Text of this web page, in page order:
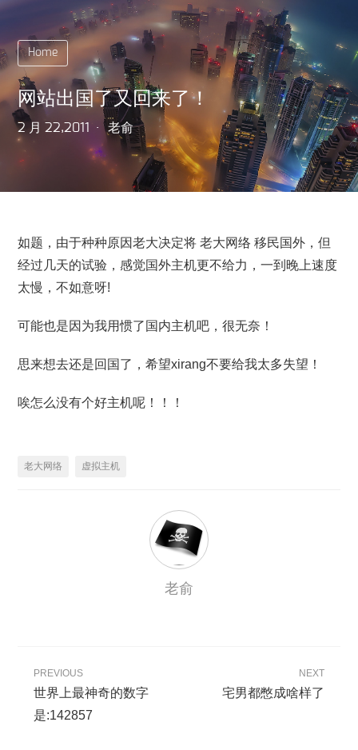
Home
网站出国了又回来了！
2 月 22,2011 老俞
如题，由于种种原因老大决定将 老大网络 移民国外，但
经过几天的试验，感觉国外主机更不给力，一到晚上速度
太慢，不如意呀!
可能也是因为我用惯了国内主机吧，很无奈！
思来想去还是回国了，希望xirang不要给我太多失望！
唉怎么没有个好主机呢！！！
老大网络 虚拟主机
老俞
PREVIOUS
世界上最神奇的数字
是:142857
NEXT
宅男都憋成啥样了